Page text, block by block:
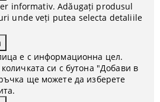
informativ. Adăugați produsul
unde veți putea selecta detaliile
е с информационна цел.
си с бутона "Добави в
ще можете да изберете